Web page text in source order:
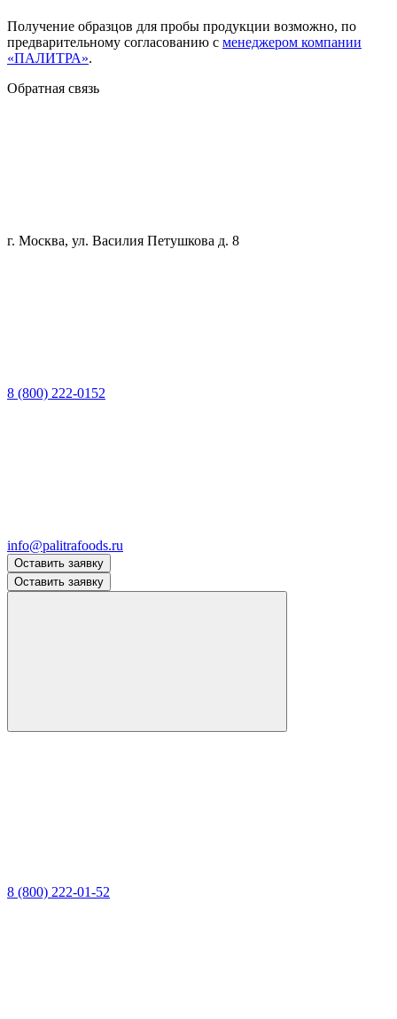
Получение образцов для пробы продукции возможно, по
предварительному согласованию с менеджером компании
«ПАЛИТРА».
Обратная связь
г. Москва, ул. Василия Петушкова д. 8
8 (800) 222-0152
info@palitrafoods.ru
Оставить заявку
Оставить заявку
8 (800) 222-01-52